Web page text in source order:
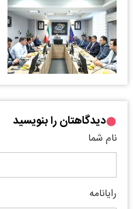
دیدگاهتان را بنویسید
نام شما
رایانامه